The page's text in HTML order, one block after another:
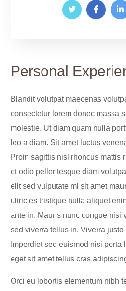
Personal
Blandit volutpat maecenas
consectetur lorem donec massa
molestie. Ut diam quam nulla
leo a diam. Sit amet luctus
Proin sagittis nisl rhoncus mattis
et odio pellentesque diam
elit sed vulputate mi sit amet
ultricies tristique nulla aliquet
ante in. Mauris nunc congue nisi
sed viverra tellus in. Viverra justo
Imperdiet sed euismod nisi porta
eget sit amet tellus cras
Orci eu lobortis elementum nibh